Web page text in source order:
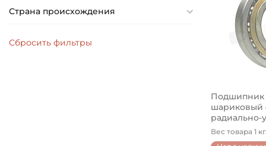
Страна происхождения
Подшипник
шариковый
радиально-
6...
Вес товара 1 кг.